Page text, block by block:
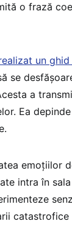
o frază
un
se
a
Ea
emoțiilor
intra în
catastrofice